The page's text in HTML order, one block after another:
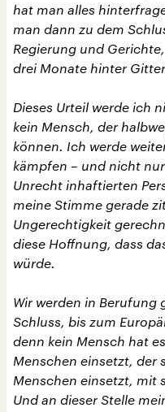
hat man alles
man dann zu dem
Regierung und
drei Monate hinter
Dieses Urteil werde ich
kein Mensch, der
können. Ich werde
kämpfen – und nicht
Unrecht inhaftierten
meine Stimme gerade
Ungerechtigkeit
diese Hoffnung, dass
würde.
Wir werden in Berufung
Schluss, bis zum
denn kein Mensch hat
Menschen einsetzt, der
Menschen einsetzt, mit
Und an dieser Stelle